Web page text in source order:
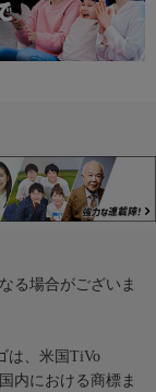
る場合がございま
は、米国TiVo
内における商標ま